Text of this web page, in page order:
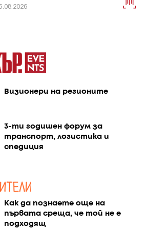
Визионери на регионите
3-ти годишен форум за
транспорт, логистика и
спедиция
Как да познаете още на
първата среща, че той не е
подходящ